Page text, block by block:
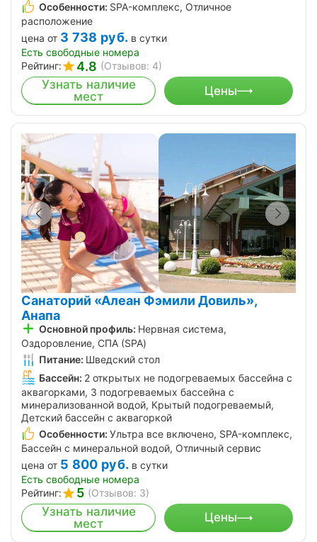
Особенности: SPA-комплекс, Отличное
расположение
цена от 3 738 руб. в сутки
Есть свободные номера
Рейтинг:
4.8 (Отзывов: 4)
Узнать наличие
мест
Цены
Санаторий «Алеан Фэмили Довиль»,
Анапа
Основной профиль: Нервная система,
Оздоровление, СПА (SPA)
Питание: Шведский стол
Бассейн: 2 открытых не подогреваемых бассейна с
аквагорками, 3 подогреваемых бассейна с
минерализованной водой, Крытый подогреваемый,
Детский бассейн с аквагоркой
Особенности: Ультра все включено, SPA-комплекс,
Бассейн с минеральной водой, Отличный сервис
цена от 5 800 руб. в сутки
Есть свободные номера
Рейтинг:
5 (Отзывов: 3)
Узнать наличие
мест
Цены